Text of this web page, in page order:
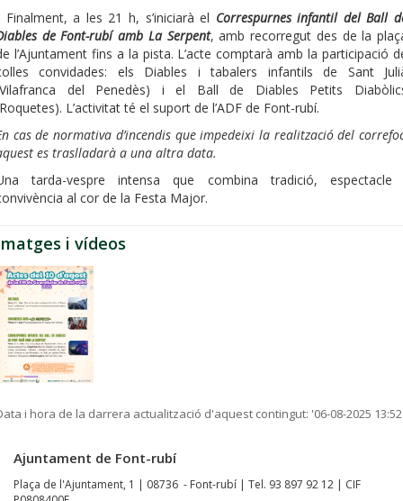
Finalment, a les 21 h, s’iniciarà el Correspurnes infantil del Ball
de Font-rubí amb La Serpent, amb recorregut des de la
l’Ajuntament fins a la pista. L’acte comptarà amb la participació
convidades: els Diables i tabalers infantils de Sant
del Penedès) i el Ball de Diables Petits
L’activitat té el suport de l’ADF de Font-rubí.
cas de normativa d’incendis que impedeixi la realització del
es traslladarà a una altra data.
tarda-vespre intensa que combina tradició, espectacle
al cor de la Festa Major.
i vídeos
i hora de la darrera actualització d'aquest contingut: '06-08-2025 13:52
Ajuntament de Font-rubí
Plaça de l'Ajuntament, 1 | 08736 - Font-rubí | Tel. 93 897 92 12 | CIF